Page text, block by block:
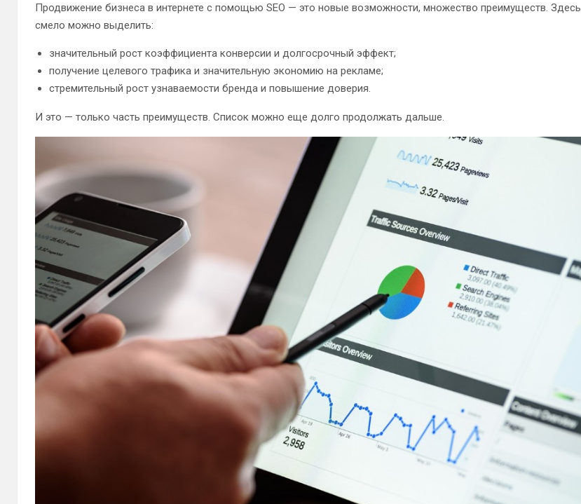
Продвижение бизнеса в интернете с помощью SEO — это новые возможности, множество преимуществ. Здесь
смело можно выделить:
значительный рост коэффициента конверсии и долгосрочный эффект;
получение целевого трафика и значительную экономию на рекламе;
стремительный рост узнаваемости бренда и повышение доверия.
И это — только часть преимуществ. Список можно еще долго продолжать дальше.